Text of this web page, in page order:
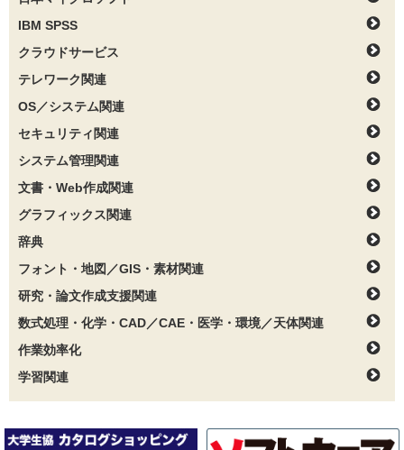
IBM SPSS
クラウドサービス
テレワーク関連
OS／システム関連
セキュリティ関連
システム管理関連
文書・Web作成関連
グラフィックス関連
辞典
フォント・地図／GIS・素材関連
研究・論文作成支援関連
数式処理・化学・CAD／CAE・医学・環境／天体関連
作業効率化
学習関連